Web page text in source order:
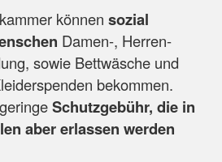
können sozial
Damen-, Herren-
sowie Bettwäsche und
bekommen.
Schutzgebühr, die in
aber erlassen werden